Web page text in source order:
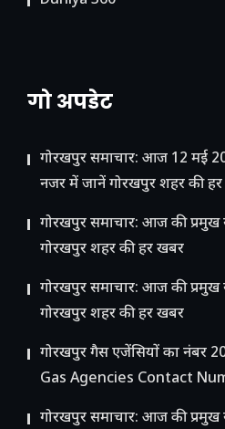
गो अपडेट
गोरखपुर समाचार: आज 12 मई
नजर में जानें गोरखपुर शहर की
गोरखपुर समाचार: आज की प्रमुख
गोरखपुर शहर की हर खबर
गोरखपुर समाचार: आज की प्रमुख
गोरखपुर शहर की हर खबर
गोरखपुर गैस एजेंसियों का नंबर
Gas Agencies Contact
गोरखपुर समाचार: आज की प्रमुख